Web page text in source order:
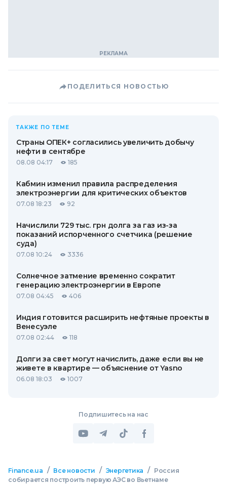
ПОДЕЛИТЬСЯ НОВОСТЬЮ
ТАКЖЕ ПО ТЕМЕ
Страны ОПЕК+ согласились увеличить добычу
нефти в сентябре
08.08 04:17 185
Кабмин изменил правила распределения
электроэнергии для критических объектов
07.08 18:23 92
Начислили 729 тыс. грн долга за газ из-за
показаний испорченного счетчика (решение
суда)
07.08 10:24 3336
Солнечное затмение временно сократит
генерацию электроэнергии в Европе
07.08 04:45 406
Индия готовится расширить нефтяные проекты в
Венесуэле
07.08 02:44 118
Долги за свет могут начислить, даже если вы не
живете в квартире — объяснение от Yasno
06.08 18:03 1007
Подпишитесь на нас
Finance.ua / Все новости / Энергетика /
Россия
собирается построить первую АЭС во Вьетнаме